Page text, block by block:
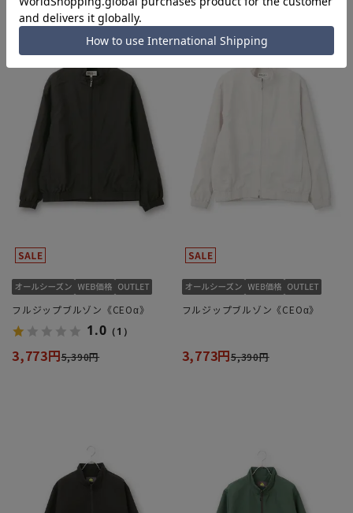
フルジップブルゾン《CEOα》
1.0 （1）
3,773円5,390円
フルジップブルゾン《CEOα》
3,773円5,390円